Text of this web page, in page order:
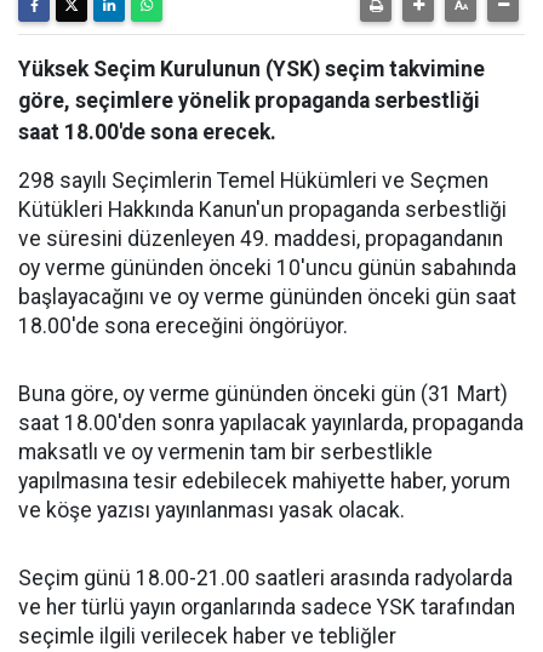
Yüksek Seçim Kurulunun (YSK) seçim takvimine
göre, seçimlere yönelik propaganda serbestliği
saat 18.00'de sona erecek.
298 sayılı Seçimlerin Temel Hükümleri ve Seçmen
Kütükleri Hakkında Kanun'un propaganda serbestliği
ve süresini düzenleyen 49. maddesi, propagandanın
oy verme gününden önceki 10'uncu günün sabahında
başlayacağını ve oy verme gününden önceki gün saat
18.00'de sona ereceğini öngörüyor.
Buna göre, oy verme gününden önceki gün (31 Mart)
saat 18.00'den sonra yapılacak yayınlarda, propaganda
maksatlı ve oy vermenin tam bir serbestlikle
yapılmasına tesir edebilecek mahiyette haber, yorum
ve köşe yazısı yayınlanması yasak olacak.
Seçim günü 18.00-21.00 saatleri arasında radyolarda
ve her türlü yayın organlarında sadece YSK tarafından
seçimle ilgili verilecek haber ve tebliğler